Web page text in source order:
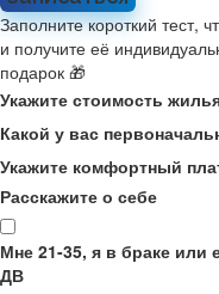
Заполните короткий тест,
и получите её
подарок 🎁
Укажите стоимость
Какой у вас
Укажите комфортный
Расскажите о себе
Мне 21-35, я в браке или
ДВ